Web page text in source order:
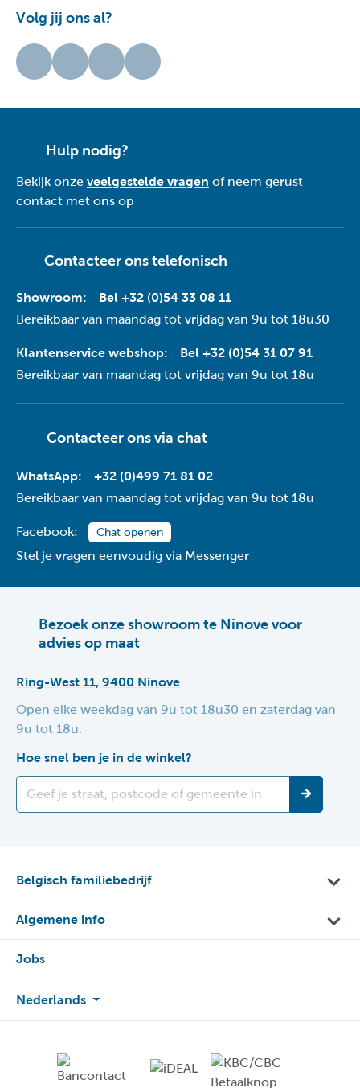
Volg jij ons al?
Hulp nodig?
Bekijk onze veelgestelde vragen of neem gerust
contact met ons op
Contacteer ons telefonisch
Showroom:
Bel +32 (0)54 33 08 11
Bereikbaar van maandag tot vrijdag van 9u tot 18u30
Klantenservice webshop:
Bel +32 (0)54 31 07 91
Bereikbaar van maandag tot vrijdag van 9u tot 18u
Contacteer ons via chat
WhatsApp:
+32 (0)499 71 81 02
Bereikbaar van maandag tot vrijdag van 9u tot 18u
Facebook: Chat openen
Stel je vragen eenvoudig via Messenger
Bezoek onze showroom te Ninove voor
advies op maat
Ring-West 11, 9400 Ninove
Open elke weekdag van 9u tot 18u30 en zaterdag van
9u tot 18u.
Hoe snel ben je in de winkel?
Belgisch familiebedrijf
Algemene info
Jobs
Nederlands